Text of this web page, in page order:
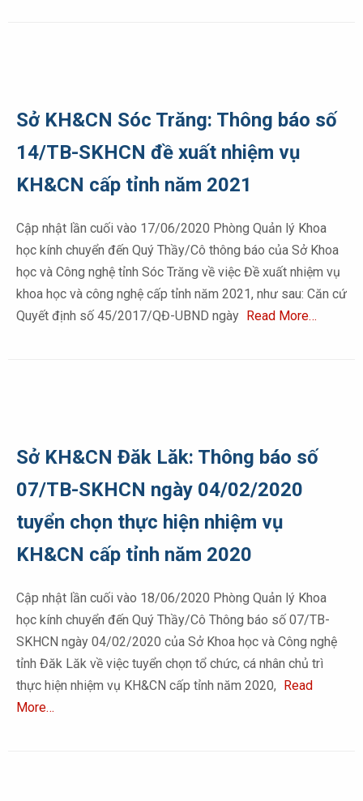
Sở KH&CN Sóc Trăng: Thông báo số
14/TB-SKHCN đề xuất nhiệm vụ
KH&CN cấp tỉnh năm 2021
Cập nhật lần cuối vào 17/06/2020 Phòng Quản lý Khoa
học kính chuyển đến Quý Thầy/Cô thông báo của Sở Khoa
học và Công nghệ tỉnh Sóc Trăng về việc Đề xuất nhiệm vụ
khoa học và công nghệ cấp tỉnh năm 2021, như sau: Căn cứ
Quyết định số 45/2017/QĐ-UBND ngày Read More…
Sở KH&CN Đăk Lăk: Thông báo số
07/TB-SKHCN ngày 04/02/2020
tuyển chọn thực hiện nhiệm vụ
KH&CN cấp tỉnh năm 2020
Cập nhật lần cuối vào 18/06/2020 Phòng Quản lý Khoa
học kính chuyển đến Quý Thầy/Cô Thông báo số 07/TB-
SKHCN ngày 04/02/2020 của Sở Khoa học và Công nghệ
tỉnh Đăk Lăk về việc tuyển chọn tổ chức, cá nhân chủ trì
thực hiện nhiệm vụ KH&CN cấp tỉnh năm 2020, Read
More…